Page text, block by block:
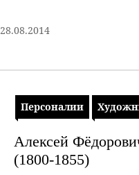
28.08.2014
Персоналии
Алексей
(1800-1855)